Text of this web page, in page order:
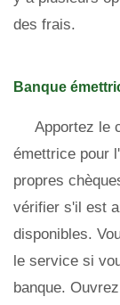
des frais.
Banque
Apportez le
émettrice pour
propres
vérifier s'il est
disponibles.
le service si
banque.